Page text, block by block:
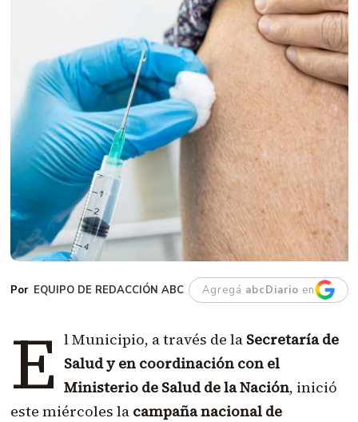
EQUIPO DE REDACCIÓN ABC Agregá abcDiario en
E l Municipio, a través de la Secretaría de
Salud y en coordinación con el
Ministerio de Salud de la Nación, inició
este miércoles la campaña nacional de